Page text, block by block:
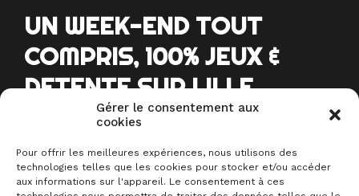
Gérer le consentement aux
cookies
Pour offrir les meilleures expériences, nous utilisons des
technologies telles que les cookies pour stocker et/ou accéder
aux informations sur l'appareil. Le consentement à ces
UN WEEK-END TOUT
COMPRIS, 100% JEUX &
DETENTE SUR LILLE
Lille, que s’organiseLa Villa Des
Jeux–VDJ-.